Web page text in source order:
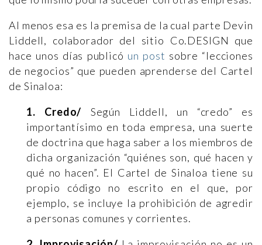
Al menos esa es la premisa de la cual parte Devin
Liddell, colaborador del sitio Co.DESIGN que
hace unos días publicó un post sobre “lecciones
de negocios” que pueden aprenderse del Cartel
de Sinaloa:
1. Credo/ Según Liddell, un “credo” es
importantísimo en toda empresa, una suerte
de doctrina que haga saber a los miembros de
dicha organización “quiénes son, qué hacen y
qué no hacen”. El Cartel de Sinaloa tiene su
propio código no escrito en el que, por
ejemplo, se incluye la prohibición de agredir
a personas comunes y corrientes.